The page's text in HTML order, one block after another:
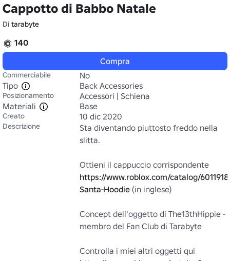
Cappotto di Babbo Natale
Di tarabyte
140
Compra
Commerciabile
No
Tipo
Back Accessories
Posizionamento
Accessori | Schiena
Materiali
Base
Creato 10 dic 2020
Descrizione
Sta diventando piuttosto freddo nella
slitta.
https://www.roblox.com/catalog/
Santa-Hoodie (in inglese)
Concept dell'oggetto di The13thHippie -
membro del Fan Club di Tarabyte